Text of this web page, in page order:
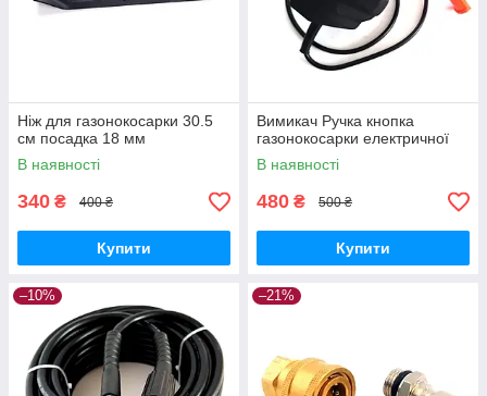
Ніж для газонокосарки 30.5
см посадка 18 мм
В наявності
340 ₴ 400 ₴
Купити
Вимикач Ручка кнопка
газонокосарки електричної
В наявності
480 ₴ 500 ₴
Купити
–10% –21%